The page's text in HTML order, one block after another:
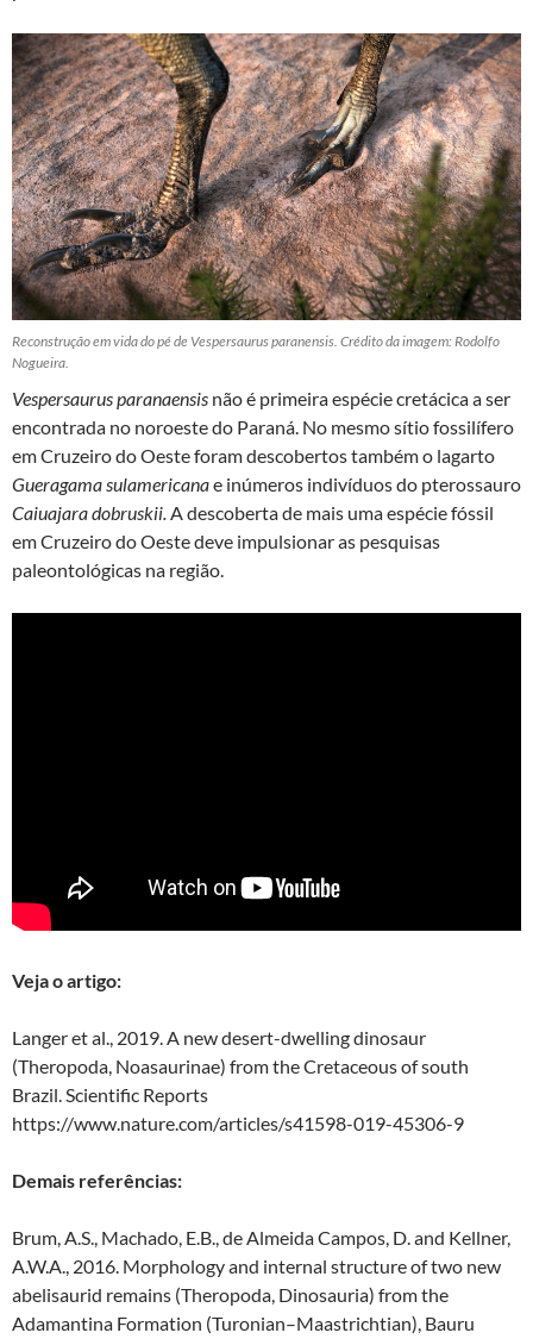
Reconstrução em vida do pé de Vespersaurus paranensis. Crédito da imagem: Rodolfo
Nogueira.
Vespersaurus paranaensis não é primeira espécie cretácica a ser
encontrada no noroeste do Paraná. No mesmo sítio fossilífero
em Cruzeiro do Oeste foram descobertos também o lagarto
Gueragama sulamericanae inúmeros indivíduos do pterossauro
Caiuajara dobruskii.A descoberta de mais uma espécie fóssil
em Cruzeiro do Oeste deve impulsionar as pesquisas
paleontológicas na região.
Veja o artigo:
Langer et al., 2019. A new desert-dwelling dinosaur
(Theropoda, Noasaurinae) from the Cretaceous of south
Brazil. Scientific Reports
https://www.nature.com/articles/s41598-019-45306-9
Demais referências:
Brum, A.S., Machado, E.B., de Almeida Campos, D. and Kellner,
A.W.A., 2016. Morphology and internal structure of two new
abelisaurid remains (Theropoda, Dinosauria) from the
Adamantina Formation (Turonian–Maastrichtian), Bauru